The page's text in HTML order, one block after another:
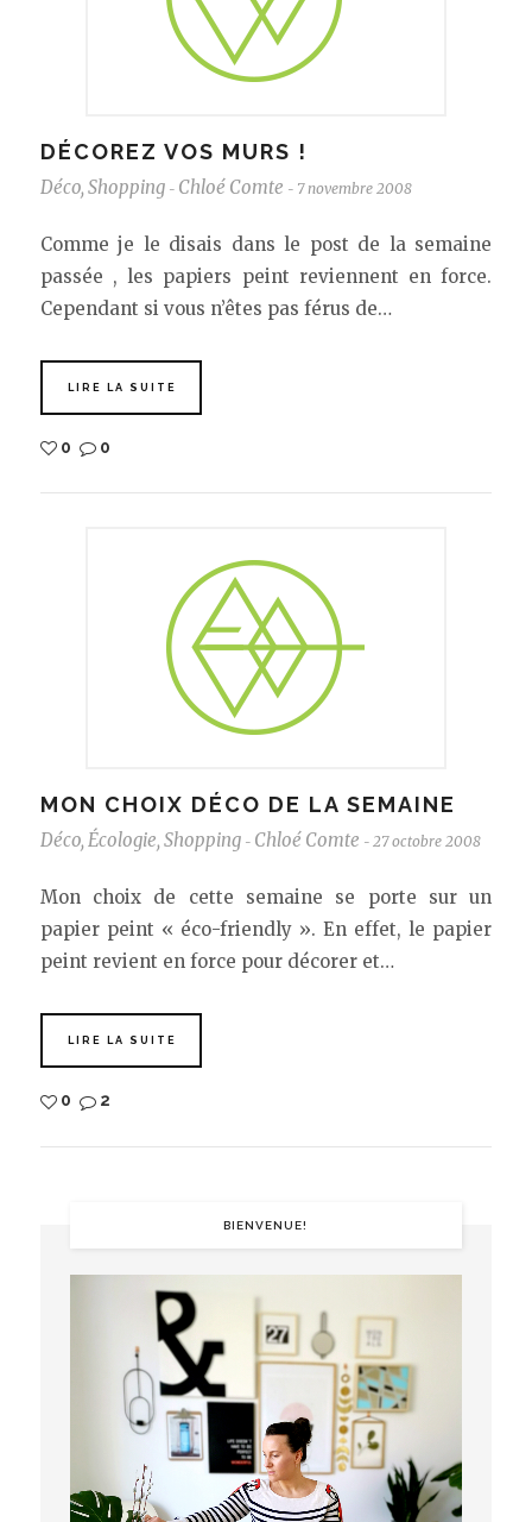
DÉCOREZ VOS MURS !
Déco, Shopping - Chloé Comte - 7 novembre 2008
Comme je le disais dans le post de la semaine
passée , les papiers peint reviennent en force.
Cependant si vous n’êtes pas férus de…
LIRE LA SUITE
0 0
MON CHOIX DÉCO DE LA SEMAINE
Déco, Écologie, Shopping - Chloé Comte - 27 octobre 2008
Mon choix de cette semaine se porte sur un
papier peint « éco-friendly ». En effet, le papier
peint revient en force pour décorer et…
LIRE LA SUITE
0 2
BIENVENUE!